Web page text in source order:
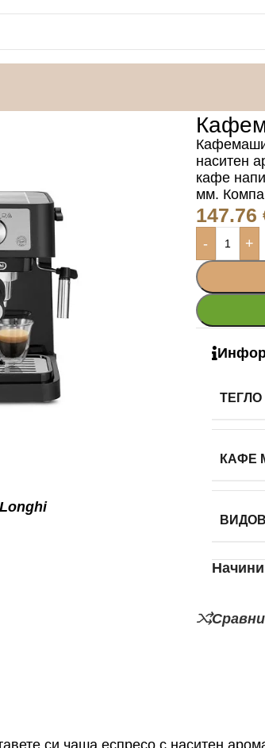
наситен
кафе
мм.
147.76
- +
ТЕГЛО
КАФЕ
Сравни
си чаша еспресо с наситен